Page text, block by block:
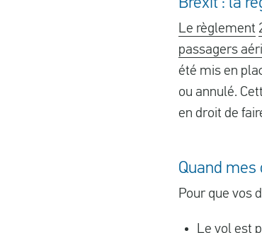
Brexit : la
Le règlement
passagers
été mis en
ou annulé.
en droit de
Quand mes
Pour que vos
Le vol est